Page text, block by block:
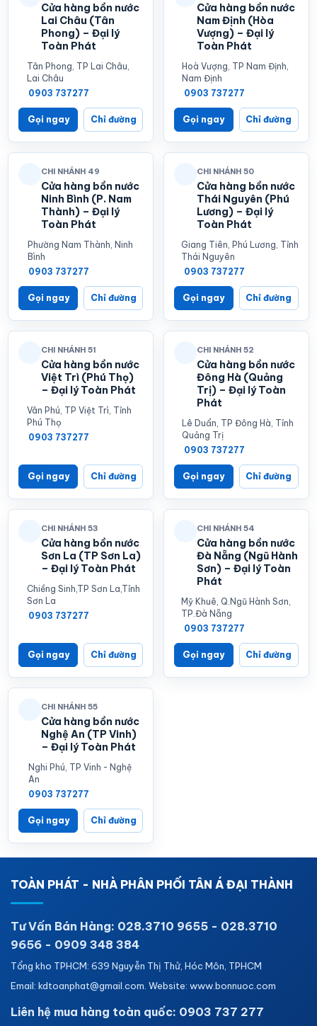
Cửa hàng bồn nước
Lai Châu (Tân
Phong) – Đại lý
Toàn Phát
Tân Phong, TP Lai Châu,
Lai Châu
0903 737277
Gọi ngay Chỉ đường
Cửa hàng bồn nước
Nam Định (Hòa
Vượng) – Đại lý
Toàn Phát
Hoà Vượng, TP Nam Định,
Nam Định
0903 737277
Gọi ngay Chỉ đường
CHI NHÁNH 49
Cửa hàng bồn nước
Ninh Bình (P. Nam
Thành) – Đại lý
Toàn Phát
Phường Nam Thành, Ninh
Bình
0903 737277
Gọi ngay Chỉ đường
CHI NHÁNH 50
Cửa hàng bồn nước
Thái Nguyên (Phú
Lương) – Đại lý
Toàn Phát
Giang Tiên, Phú Lương, Tỉnh
Thái Nguyên
0903 737277
Gọi ngay Chỉ đường
CHI NHÁNH 51
Cửa hàng bồn nước
Việt Trì (Phú Thọ)
– Đại lý Toàn Phát
Vân Phú, TP Việt Trì, Tỉnh
Phú Thọ
0903 737277
Gọi ngay Chỉ đường
CHI NHÁNH 52
Cửa hàng bồn nước
Đông Hà (Quảng
Trị) – Đại lý Toàn
Phát
Lê Duẩn, TP Đông Hà, Tỉnh
Quảng Trị
0903 737277
Gọi ngay Chỉ đường
CHI NHÁNH 53
Cửa hàng bồn nước
Sơn La (TP Sơn La)
– Đại lý Toàn Phát
Chiềng Sinh,TP Sơn La,Tỉnh
Sơn La
0903 737277
Gọi ngay Chỉ đường
CHI NHÁNH 54
Cửa hàng bồn nước
Đà Nẵng (Ngũ Hành
Sơn) – Đại lý Toàn
Phát
Mỹ Khuê, Q.Ngũ Hành Sơn,
TP.Đà Nẵng
0903 737277
Gọi ngay Chỉ đường
CHI NHÁNH 55
Cửa hàng bồn nước
Nghệ An (TP Vinh)
– Đại lý Toàn Phát
Nghi Phú, TP Vinh - Nghệ
An
0903 737277
Gọi ngay Chỉ đường
TOÀN PHÁT - NHÀ PHÂN PHỐI TÂN Á ĐẠI THÀNH
Tư Vấn Bán Hàng: 028.3710 9655 - 028.3710
9656 - 0909 348 384
Tổng kho TPHCM: 639 Nguyễn Thị Thử, Hóc Môn, TPHCM
Email: kdtoanphat@gmail.com. Website: www.bonnuoc.com
Liên hệ mua hàng toàn quốc: 0903 737 277